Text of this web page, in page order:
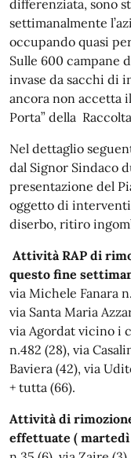
differenziata, sono
settimanalmente
occupando quasi
Sulle 600 campane
invase da sacchi di
ancora non accetta
Porta” della
Nel dettaglio
dal Signor Sindaco
presentazione del
oggetto di
diserbo, ritiro
Attività RAP di
questo fine
via Michele Fanara
via Santa Maria
via Agordat vicino i
n.482 (28), via
Baviera (42), via
+ tutta (66).
Attività di
effettuate ( martedì